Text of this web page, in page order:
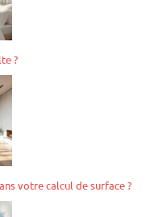
?
votre calcul de surface ?